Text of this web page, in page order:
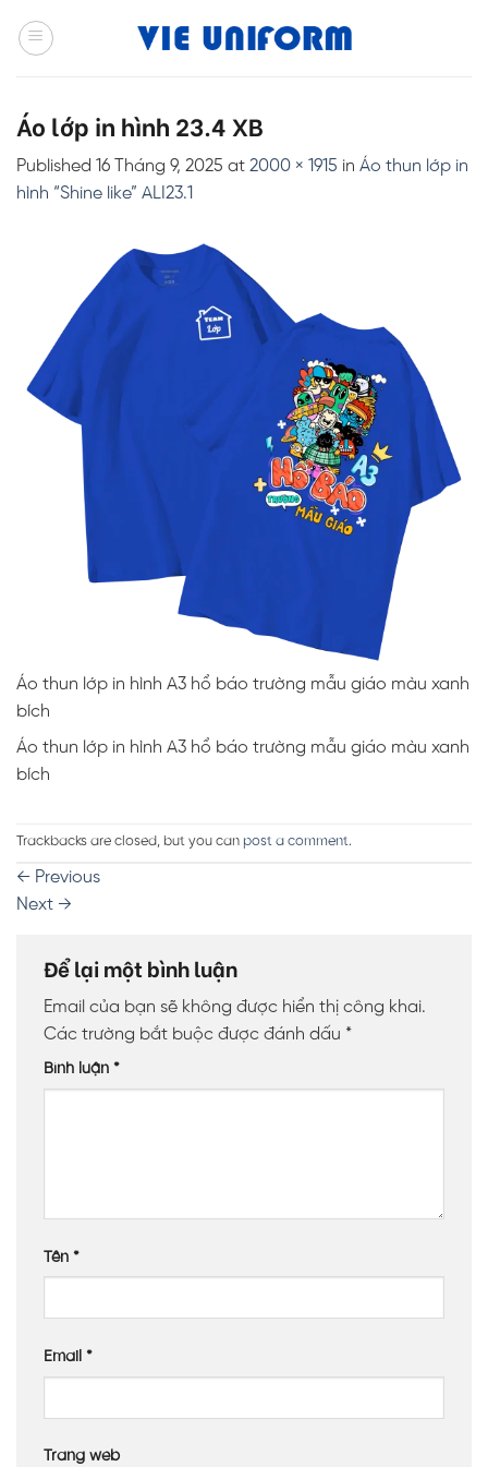
Áo lớp in hình 23.4 XB
Published 16 Tháng 9, 2025 at 2000 × 1915 in Áo thun lớp in
hình “Shine like” ALI23.1
Áo thun lớp in hình A3 hổ báo trường mẫu giáo màu xanh
bích
Áo thun lớp in hình A3 hổ báo trường mẫu giáo màu xanh
bích
Trackbacks are closed, but you can post a comment.
← Previous
Next →
Để lại một bình luận
Email của bạn sẽ không được hiển thị công khai.
Các trường bắt buộc được đánh dấu *
Bình luận *
Tên *
Email *
Trang web